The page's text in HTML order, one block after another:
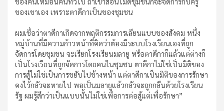
ของเขาเอง เพราะตาดีกาเป็นของชุมชน
ผมเชื่อว่าตาดีกาเกิดจากพฤติกรรมการเลียนแบบของสังคม หนึ่ง
หมู่บ้านที่มีความก้าวหน้าที่คิดว่าต้องมีระบบโรงเรียนเองที่ถูก
จัดการโดยชุมชน จะเรียกโรงเรียนมลายู หรือตาดีกาก็แล้วแต่ต่างก็
เป็นโรงเรียนที่ถูกจัดการโดยคนในชุมชน ตาดีกาไม่ใช่เป็นมิติของ
การสู้ไม่ใช่เป็นการขยับไปข้างหน้า แต่ตาดีกาเป็นมิติของการรักษา
คงไว้กลัวจะหายไป พอเป็นมลายูแล้วกลัวจะถูกกลืนด้วยโรงเรียน
รัฐ ผมรู้สึกว่าเป็นแบบนั้นไม่ใช่เพื่อการต่อสู้แต่เพื่อรักษา”